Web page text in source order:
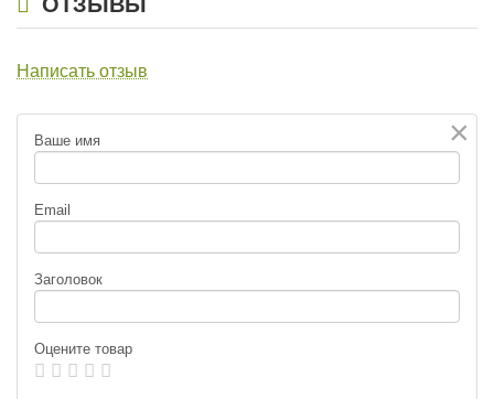
Написать отзыв
×
Ваше имя
Email
Заголовок
Оцените товар